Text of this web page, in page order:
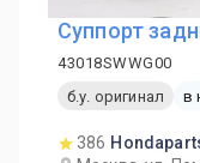
Суппорт
43018SWWG00
б.у. оригинал
в
386